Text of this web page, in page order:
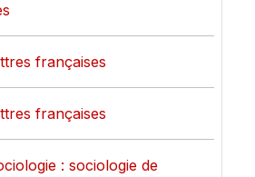
françaises
françaises
: sociologie de